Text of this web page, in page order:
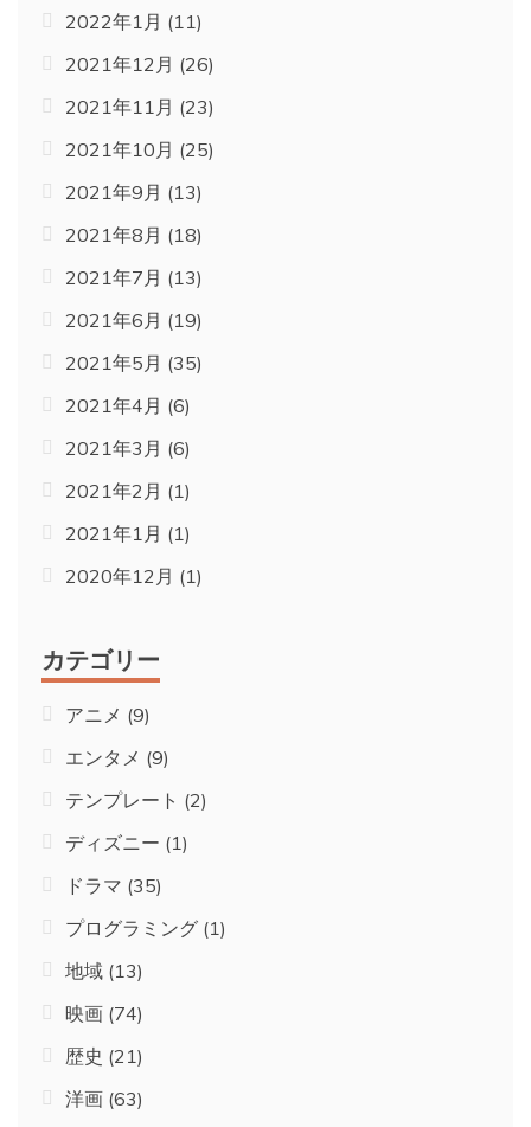
2022年1月 (11)
2021年12月 (26)
2021年11月 (23)
2021年10月 (25)
2021年9月 (13)
2021年8月 (18)
2021年7月 (13)
2021年6月 (19)
2021年5月 (35)
2021年4月 (6)
2021年3月 (6)
2021年2月 (1)
2021年1月 (1)
2020年12月 (1)
カテゴリー
アニメ (9)
エンタメ (9)
テンプレート (2)
ディズニー (1)
ドラマ (35)
プログラミング (1)
地域 (13)
映画 (74)
歴史 (21)
洋画 (63)